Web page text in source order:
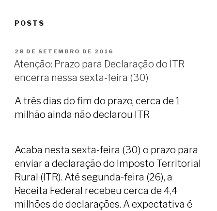
POSTS
PUBLICADO
EM
28 DE SETEMBRO DE 2016
Atenção: Prazo para Declaração do ITR
encerra nessa sexta-feira (30)
A três dias do fim do prazo, cerca de 1
milhão ainda não declarou ITR
Acaba nesta sexta-feira (30) o prazo para
enviar a declaração do Imposto Territorial
Rural (ITR). Até segunda-feira (26), a
Receita Federal recebeu cerca de 4,4
milhões de declarações. A expectativa é